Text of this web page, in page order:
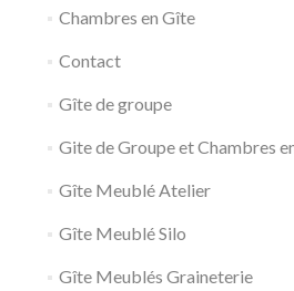
Chambres en Gîte
Contact
Gîte de groupe
Gite de Groupe et Chambres
Gîte Meublé Atelier
Gîte Meublé Silo
Gîte Meublés Graineterie